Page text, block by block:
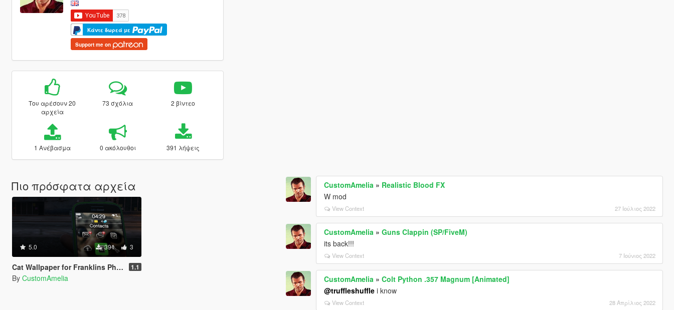
Κάντε δωρεά με
Support me on
Του αρέσουν 20
αρχεία
73 σχόλια 2 βίντεο
1 Ανέβασμα 0 ακόλουθοι 391 λήψεις
Πιο πρόσφατα αρχεία
5.0 391 3
Cat Wallpaper for Franklins Phone 1.1
By CustomAmelia
CustomAmelia » Realistic Blood FX
W mod
View Context 27 Ιούλιος 2022
CustomAmelia »Guns Clappin (SP/FiveM)
its back!!!
View Context 7 Ιούνιος 2022
CustomAmelia »Colt Python .357 Magnum [Animated]
@truffleshuffle i know
View Context 28 Απρίλιος 2022